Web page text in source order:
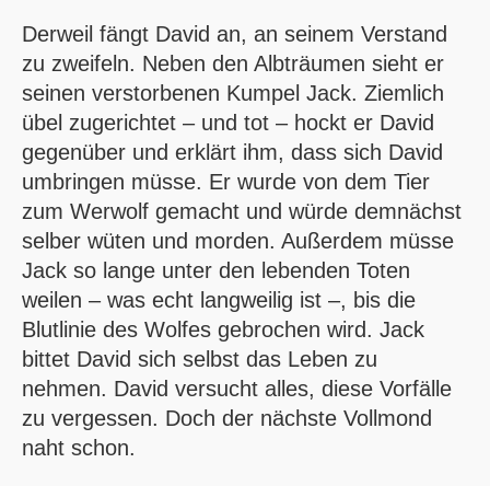
Derweil fängt David an, an seinem Verstand
zu zweifeln. Neben den Albträumen sieht er
seinen verstorbenen Kumpel Jack. Ziemlich
übel zugerichtet – und tot – hockt er David
gegenüber und erklärt ihm, dass sich David
umbringen müsse. Er wurde von dem Tier
zum Werwolf gemacht und würde demnächst
selber wüten und morden. Außerdem müsse
Jack so lange unter den lebenden Toten
weilen – was echt langweilig ist –, bis die
Blutlinie des Wolfes gebrochen wird. Jack
bittet David sich selbst das Leben zu
nehmen. David versucht alles, diese Vorfälle
zu vergessen. Doch der nächste Vollmond
naht schon.